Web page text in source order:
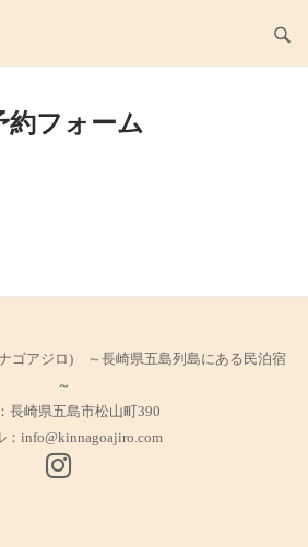
約フォーム
ゴアジロ) ～長崎県五島列島にある民泊宿
～
長崎県五島市松山町390
： info@kinnagoajiro.com